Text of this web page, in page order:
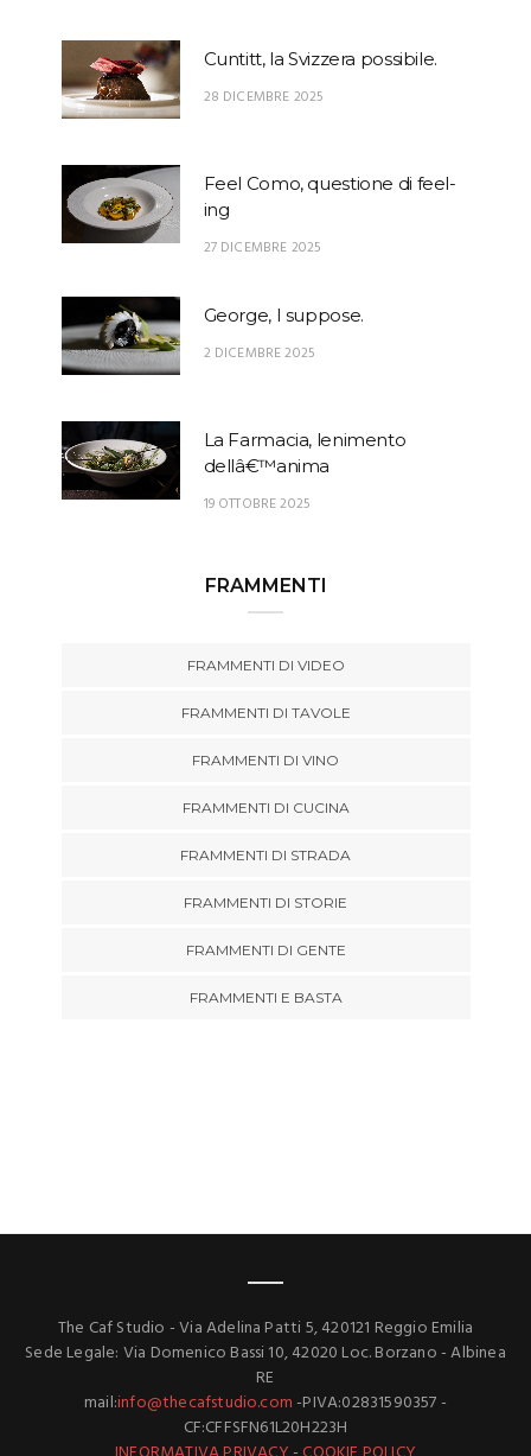
Cuntitt, la Svizzera possibile.
28 DICEMBRE 2025
Feel Como, questione di feel-
ing
27 DICEMBRE 2025
George, I suppose.
2 DICEMBRE 2025
La Farmacia, lenimento
dellâ€™anima
19 OTTOBRE 2025
FRAMMENTI
FRAMMENTI DI VIDEO
FRAMMENTI DI TAVOLE
FRAMMENTI DI VINO
FRAMMENTI DI CUCINA
FRAMMENTI DI STRADA
FRAMMENTI DI STORIE
FRAMMENTI DI GENTE
FRAMMENTI E BASTA
The Caf Studio - Via Adelina Patti 5, 420121 Reggio Emilia
Sede Legale: Via Domenico Bassi 10, 42020 Loc. Borzano - Albinea
RE
mail:info@thecafstudio.com-PIVA:02831590357 -
CF:CFFSFN61L20H223H